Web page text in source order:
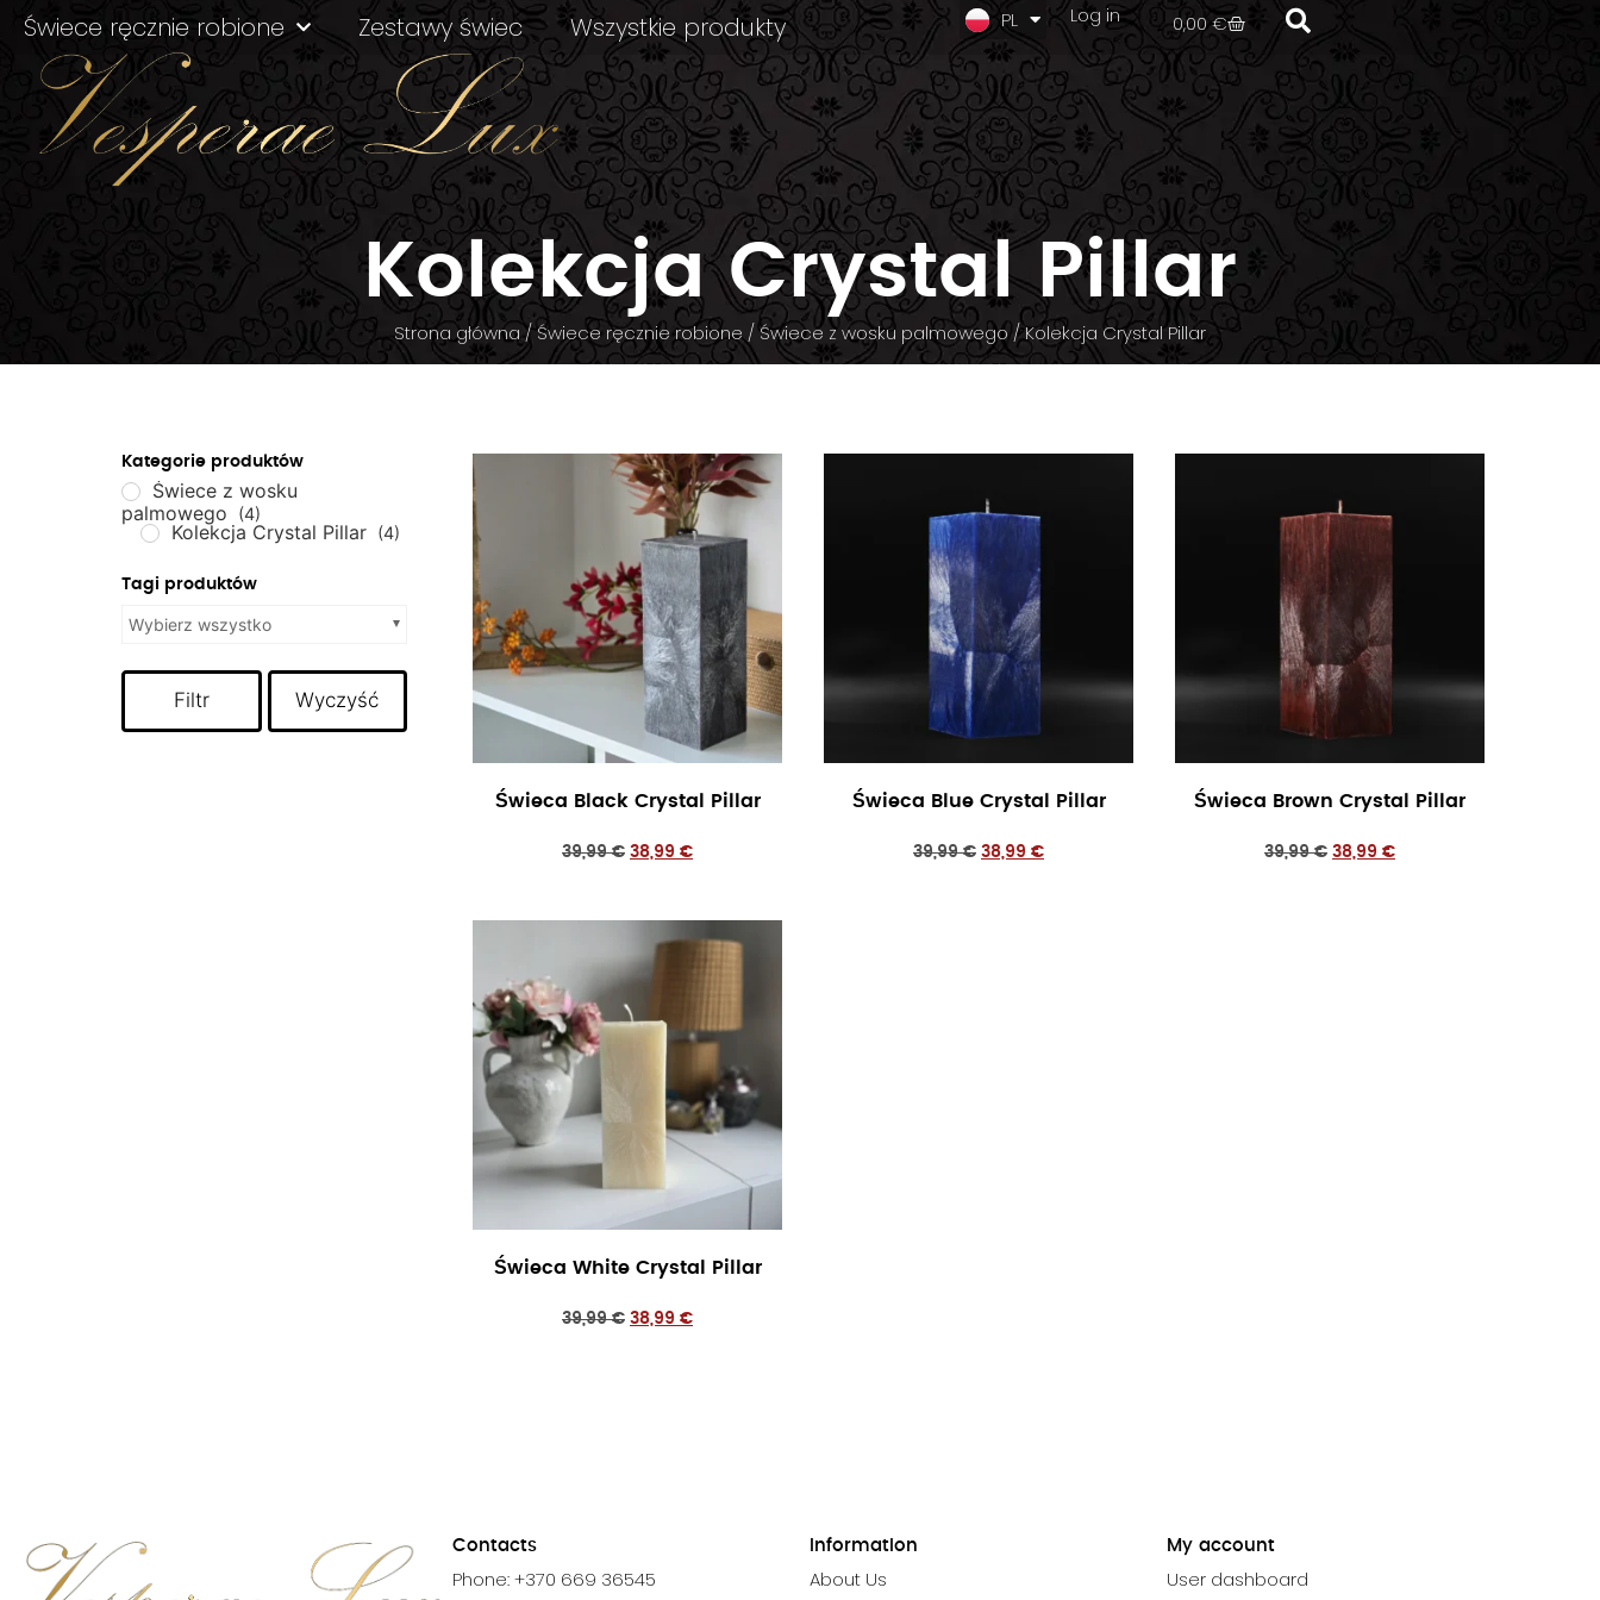
Świece ręcznie robione Zestawy świec Wszystkie produkty PL
LV Log in 0,00€
Kolekcja Crystal Pillar
Strona główna/Świece ręcznie robione /Świece z wosku palmowego/ Kolekcja Crystal Pillar
Kategorie produktów
Świece z wosku
palmowego
(4)
Kolekcja Crystal Pillar (4)
Tagi produktów
Wybierz wszystko
Filtr Wyczyść
Świeca Black Crystal Pillar
39,99€ 38,99 €
Świeca Blue Crystal Pillar
39,99€ 38,99 €
Świeca Brown Crystal Pillar
39,99€ 38,99 €
Świeca White Crystal Pillar
39,99€ 38,99 €
Contacts
Phone: +370 669 36545
Information
About Us
My account
User dashboard